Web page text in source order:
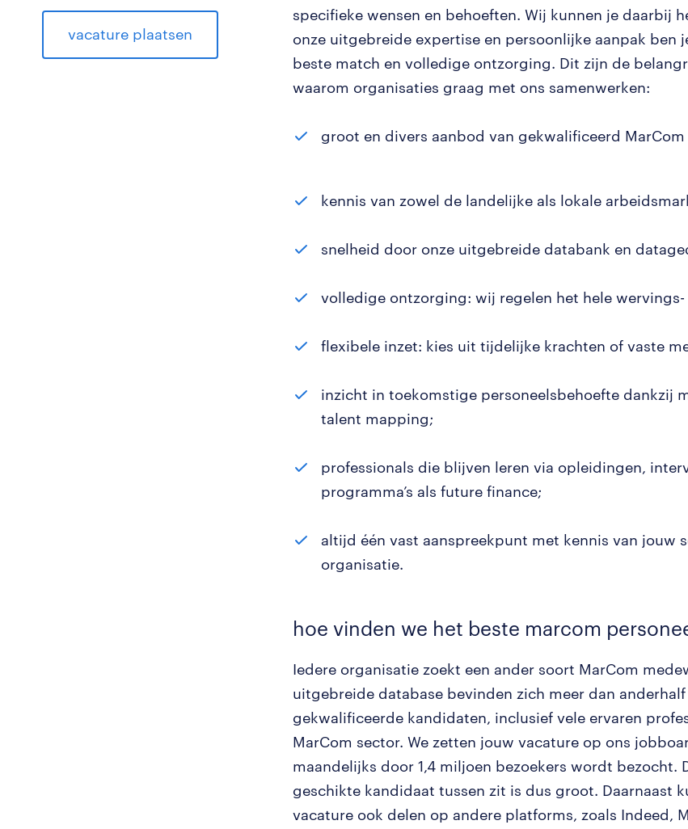
vacature plaatsen
specifieke wensen en behoeften. Wij kunnen je daarbij
onze uitgebreide expertise en persoonlijke aanpak ben
beste match en volledige ontzorging. Dit zijn de
waarom organisaties graag met ons samenwerken:
groot en divers aanbod van gekwalificeerd MarCom
kennis van zowel de landelijke als lokale
snelheid door onze uitgebreide databank en
volledige ontzorging: wij regelen het hele wervings-
flexibele inzet: kies uit tijdelijke krachten of vaste
inzicht in toekomstige personeelsbehoefte dankzij
talent mapping;
professionals die blijven leren via opleidingen,
programma’s als future finance;
altijd één vast aanspreekpunt met kennis van jouw
organisatie.
hoe vinden we het beste marcom
Iedere organisatie zoekt een ander soort MarCom
uitgebreide database bevinden zich meer dan
gekwalificeerde kandidaten, inclusief vele ervaren
MarCom sector. We zetten jouw vacature op ons
maandelijks door 1,4 miljoen bezoekers wordt bezocht.
geschikte kandidaat tussen zit is dus groot. Daarnaast
vacature ook delen op andere platforms, zoals Indeed,